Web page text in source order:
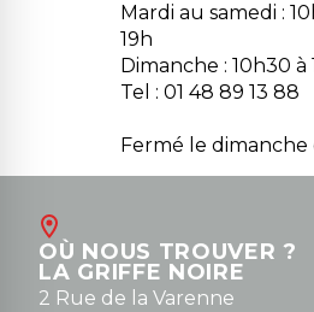
Mardi au samedi :
19h
Dimanche : 10h30 à
Tel : 01 48 89 13 88
Fermé le
Août
contact@la-griffe-
0148836747
OÙ NOUS TROUVER ?
LA GRIFFE NOIRE
2 Rue de la Varenne